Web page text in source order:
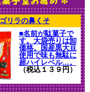
ゴリラの鼻くそ
■名前が駄菓子で
す。大袋売りは卸
価格。国産黒大豆
使用で味も無駄に
超ハイレベル…。
（税込１３９円）